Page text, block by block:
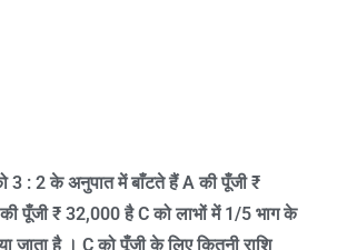
3 : 2के अनुपात में बाँटते हैंAकी पूँजी₹
की पूँजी₹ 32,000हैCको लाभों में1/5 भाग के
जाता है । Cको पूँजी के लिए कितनी राशि